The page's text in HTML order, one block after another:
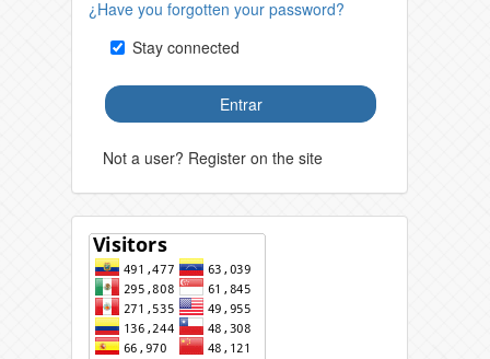
¿Have you forgotten your password?
Stay connected
Entrar
Not a user? Register on the site